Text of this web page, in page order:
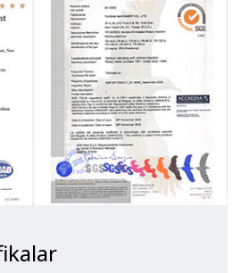
bir seçim sürecine
kaldı. Sonuçta
seçilmeden
Avrupalı, Amerikalı
ikinci turda Çinli
Tayvanlı
çıktı.